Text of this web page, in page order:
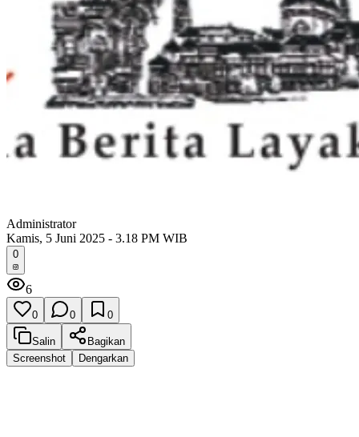
Administrator
Kamis, 5 Juni 2025 - 3.18 PM WIB
0
6
0 0 0
Salin
Bagikan
Screenshot
Dengarkan